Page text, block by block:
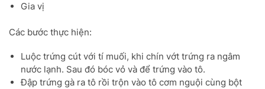
Gia vị
Các bước thực hiện:
Luộc trứng cút với tí muối, khi chín vớt trứng ra ngâm
nước lạnh. Sau đó bóc vỏ và để trứng vào tô.
Đập trứng gà ra tô rồi trộn vào tô cơm nguội cùng bột